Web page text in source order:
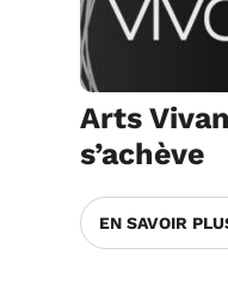
Arts
s’achève
EN SAVOIR